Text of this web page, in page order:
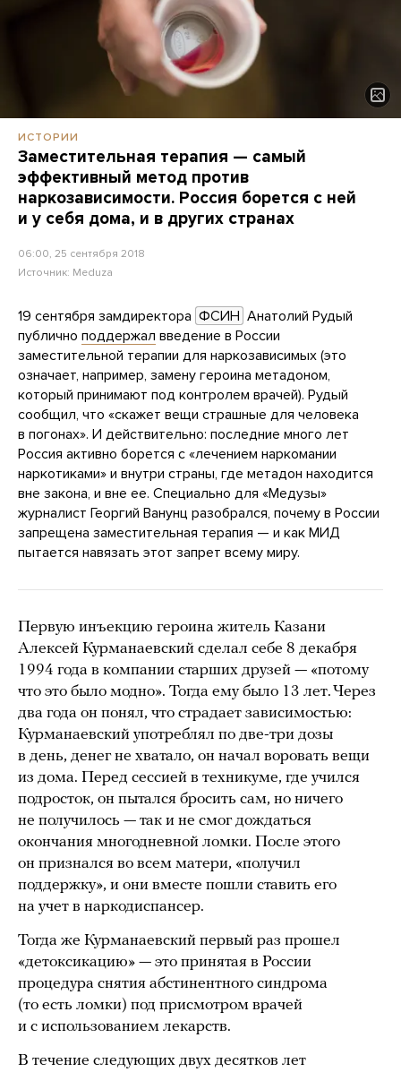
ИСТОРИИ
Заместительная терапия — самый
эффективный метод против
наркозависимости. Россия борется с ней
и у себя дома, и в других странах
06:00, 25 сентября 2018
Источник: Meduza
19 сентября замдиректора ФСИН Анатолий Рудый
публично поддержал введение в России
заместительной терапии для наркозависимых (это
означает, например, замену героина метадоном,
который принимают под контролем врачей). Рудый
сообщил, что «скажет вещи страшные для человека
в погонах». И действительно: последние много лет
Россия активно борется с «лечением наркомании
наркотиками» и внутри страны, где метадон находится
вне закона, и вне ее. Специально для «Медузы»
журналист Георгий Ванунц разобрался, почему в России
запрещена заместительная терапия — и как МИД
пытается навязать этот запрет всему миру.
Первую инъекцию героина житель Казани
Алексей Курманаевский сделал себе 8 декабря
1994 года в компании старших друзей — «потому
что это было модно». Тогда ему было 13 лет. Через
два года он понял, что страдает зависимостью:
Курманаевский употреблял по две-три дозы
в день, денег не хватало, он начал воровать вещи
из дома. Перед сессией в техникуме, где учился
подросток, он пытался бросить сам, но ничего
не получилось — так и не смог дождаться
окончания многодневной ломки. После этого
он признался во всем матери, «получил
поддержку», и они вместе пошли ставить его
на учет в наркодиспансер.
Тогда же Курманаевский первый раз прошел
«детоксикацию» — это принятая в России
процедура снятия абстинентного синдрома
(то есть ломки) под присмотром врачей
и с использованием лекарств.
В течение следующих двух десятков лет